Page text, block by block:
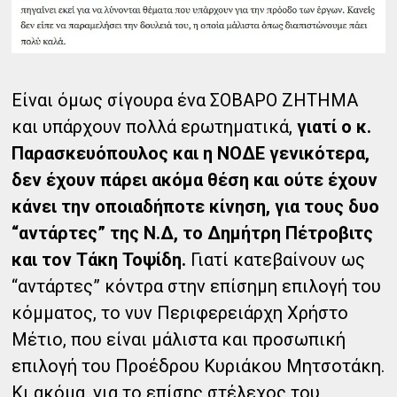
Είναι όμως σίγουρα ένα ΣΟΒΑΡΟ ΖΗΤΗΜΑ
και υπάρχουν πολλά ερωτηματικά,γιατί ο κ.
Παρασκευόπουλος και η ΝΟΔΕ γενικότερα,
δεν έχουν πάρει ακόμα θέση και ούτε έχουν
κάνει την οποιαδήποτε κίνηση, για τους δυο
“αντάρτες” της Ν.Δ, το Δημήτρη Πέτροβιτς
και τον Τάκη Τοψίδη. Γιατί κατεβαίνουν ως
“αντάρτες” κόντρα στην επίσημη επιλογή του
κόμματος, το νυν Περιφερειάρχη Χρήστο
Μέτιο, που είναι μάλιστα και προσωπική
επιλογή του Προέδρου Κυριάκου Μητσοτάκη.
Κι ακόμα, για το επίσης στέλεχος του